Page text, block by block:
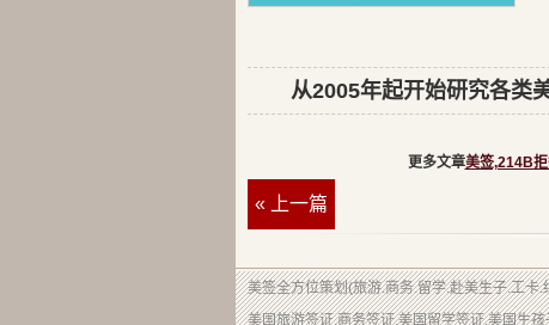
从2005年起开始研究各类
更多文章美签,214B
« 上一篇
美签全方位策划(旅游.商务.留学.赴美生子.工卡
美国旅游签证,商务签证,美国留学签证,美国生